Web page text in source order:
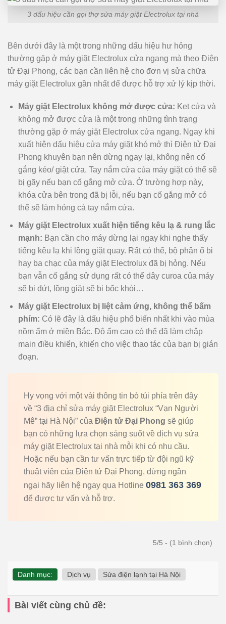
3 dấu hiệu cần gọi thợ sửa máy giặt Electrolux tại nhà
Bên dưới đây là một trong những dấu hiệu hư hỏng
thường gặp ở máy giặt Electrolux cửa ngang mà theo Điện
tử Đại Phong, các bạn cần liên hệ cho đơn vị sửa chữa
máy giặt Electrolux gần nhất để được hỗ trợ xử lý kịp thời.
Máy giặt Electrolux không mở được cửa: Kẹt cửa và
không mở được cửa là một trong những tình trạng
thường gặp ở máy giặt Electrolux cửa ngang. Ngay khi
xuất hiện dấu hiệu cửa máy giặt khó mở thì Điện tử Đại
Phong khuyên bạn nên dừng ngay lại, không nên cố
gắng kéo/ giật cửa. Tay nắm cửa của máy giặt có thể sẽ
bị gãy nếu bạn cố gắng mở cửa. Ở trường hợp này,
khóa cửa bên trong đã bị lỗi, nếu bạn cố gắng mở có
thể sẽ làm hỏng cả tay nắm cửa.
Máy giặt Electrolux xuất hiện tiếng kêu lạ & rung lắc
mạnh: Bạn cần cho máy dừng lại ngay khi nghe thấy
tiếng kêu lạ khi lồng giặt quay. Rất có thể, bộ phận ổ bi
hay ba chạc của máy giặt Electrolux đã bị hỏng. Nếu
bạn vẫn cố gắng sử dụng rất có thể dây curoa của máy
sẽ bị đứt, lồng giặt sẽ bị bốc khỏi…
Máy giặt Electrolux bị liệt cảm ứng, không thể bấm
phím: Có lẽ đây là dấu hiệu phổ biến nhất khi vào mùa
nồm ẩm ở miền Bắc. Độ ẩm cao có thể đã làm chập
main điều khiển, khiến cho việc thao tác của bạn bị gián
đoạn.
Hy vọng với một vài thông tin bỏ túi phía trên đây
về “3 địa chỉ sửa máy giặt Electrolux “Vạn Người
Mê” tại Hà Nội” của Điện tử Đại Phong sẽ giúp
bạn có những lựa chọn sáng suốt về dịch vụ sửa
máy giặt Electrolux tại nhà mỗi khi có nhu cầu.
Hoặc nếu bạn cần tư vấn trực tiếp từ đội ngũ kỹ
thuật viên của Điện tử Đại Phong, đừng ngần
ngại hãy liên hệ ngay qua Hotline 0981 363 369
để được tư vấn và hỗ trợ.
5/5 - (1 bình chọn)
Danh mục: Dịch vụ Sửa điện lạnh tại Hà Nội
Bài viết cùng chủ đề: